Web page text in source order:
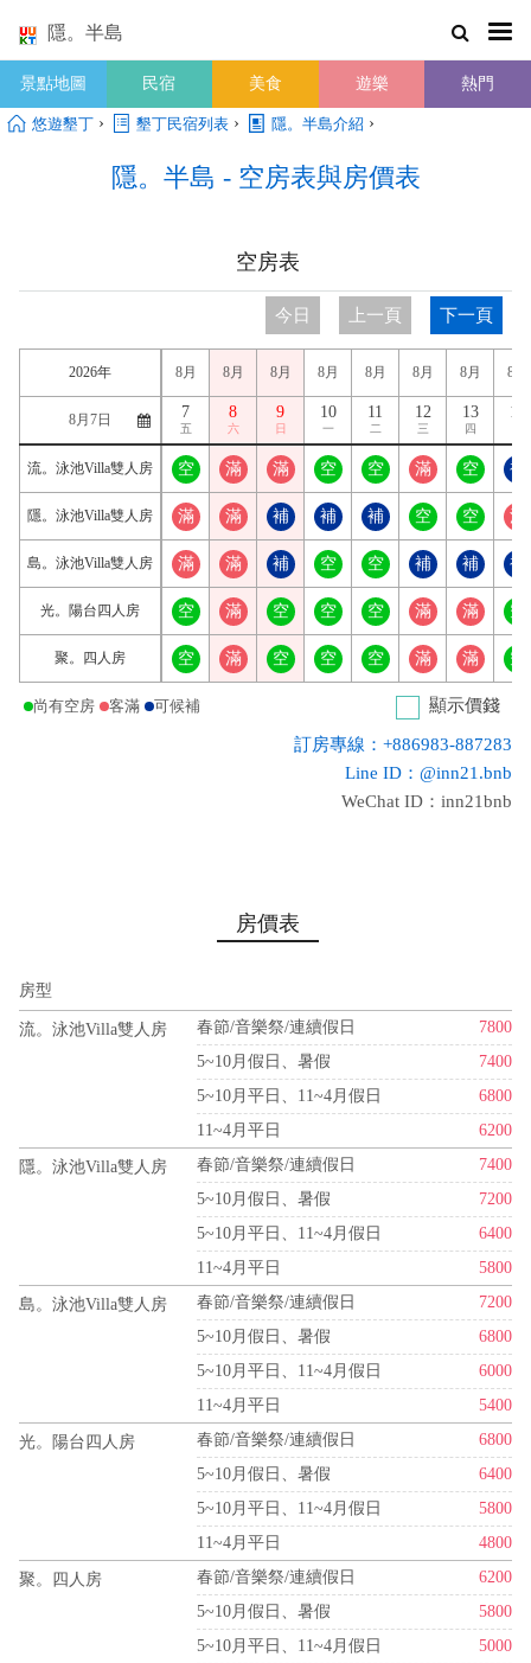
隱。半島
景點地圖 民宿 美食 遊樂 熱門
悠遊墾丁 › 墾丁民宿列表 › 隱。半島介紹 ›
隱。半島 - 空房表與房價表
空房表
今日 上一頁 下一頁
2026年
流。泳池Villa雙人房
隱。泳池Villa雙人房
島。泳池Villa雙人房
光。陽台四人房
聚。四人房
8月
7
五
空
滿
滿
空
空
8月
8
六
滿
滿
滿
滿
滿
8月
9
日
滿
補
補
空
空
8月
10
一
空
補
空
空
空
8月
11
二
空
補
空
空
空
8月
12
三
滿
空
補
滿
滿
8月
13
四
空
空
補
滿
滿
8月
14
補
滿
補
空
空
尚有空房 客滿 可候補 顯示價錢
訂房專線：+886983-887283
Line ID：@inn21.bnb
WeChat ID：inn21bnb
房價表
房型
流。泳池Villa雙人房 春節/音樂祭/連續假日
7800
5~10月假日、暑假
7400
5~10月平日、11~4月假日
6800
11~4月平日
6200
隱。泳池Villa雙人房 春節/音樂祭/連續假日
7400
5~10月假日、暑假
7200
5~10月平日、11~4月假日
6400
11~4月平日
5800
島。泳池Villa雙人房 春節/音樂祭/連續假日
7200
5~10月假日、暑假
6800
5~10月平日、11~4月假日
6000
11~4月平日
5400
光。陽台四人房 春節/音樂祭/連續假日
6800
5~10月假日、暑假
6400
5~10月平日、11~4月假日
5800
11~4月平日
4800
聚。四人房 春節/音樂祭/連續假日
6200
5~10月假日、暑假
5800
5~10月平日、11~4月假日
5000